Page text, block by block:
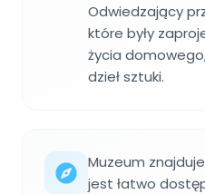
Odwiedzający
które były
życia
dzieł sztuki.
Muzeum
jest łatwo